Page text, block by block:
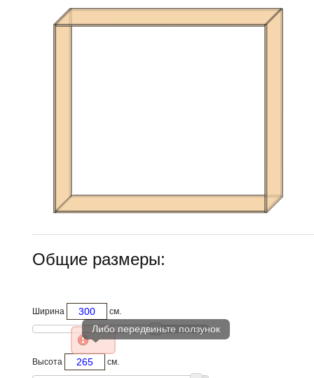
Общие размеры:
Ширина см.
Высота см.